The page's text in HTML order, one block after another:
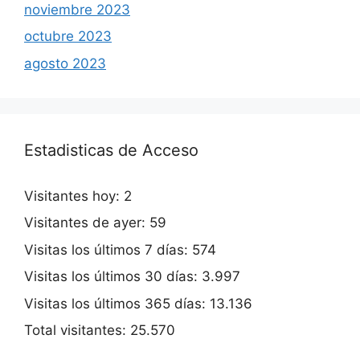
noviembre 2023
octubre 2023
agosto 2023
Estadisticas de Acceso
Visitantes hoy: 2
Visitantes de ayer: 59
Visitas los últimos 7 días: 574
Visitas los últimos 30 días: 3.997
Visitas los últimos 365 días: 13.136
Total visitantes: 25.570